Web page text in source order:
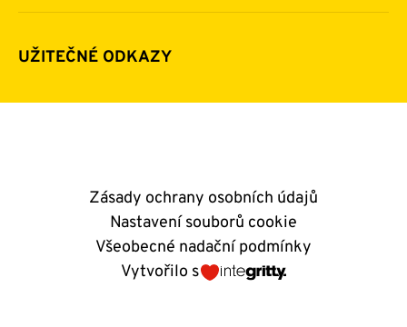
Napsali o nás
Další možnosti pomoci
Zpravodaje
Komu a jak pomáháme
Pravidla poskytování finanční pomoci
UŽITEČNÉ ODKAZY
Kontakty
Zásady ochrany osobních údajů
Nastavení souborů cookie
Všeobecné nadační podmínky
Vytvořilo s